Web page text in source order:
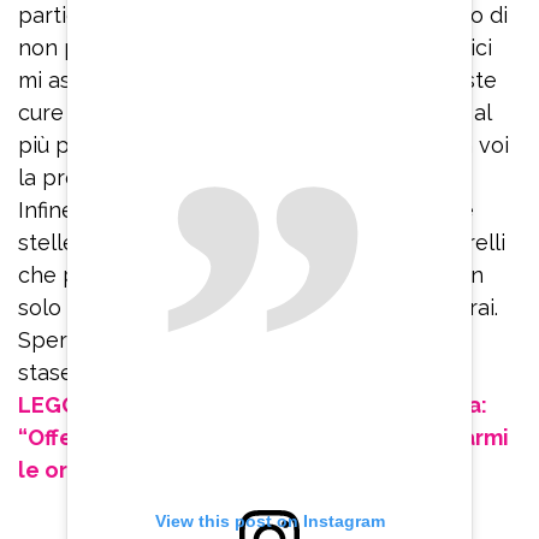
particolare – spiega – Sono molto dispiaciuto di
non poter essere lì con voi questa ma i medici
mi assicurano che continuando a fare le giuste
cure e con il giusto riposo dovrei rimettermi al
più presto. Quindi spero di poter essere con voi
la prossima settimana per l’ultima puntata”.
Infine, il maestro di danza di “Ballando con le
stelle” rivolge un pensiero a Selvaggia Lucarelli
che più volte ha mostrato di apprezzarlo non
solo artisticamente. “Inutile dirlo…mi mancherai.
Spero che sentirei anche tu la mia assenza
stasera”, dice Pasquale La Rocca.
LEGGI ANCHE: Luisella Costamagna furiosa:
“Offesi persino i miei cari, non posso tapparmi
le orecchie”
View this post on Instagram